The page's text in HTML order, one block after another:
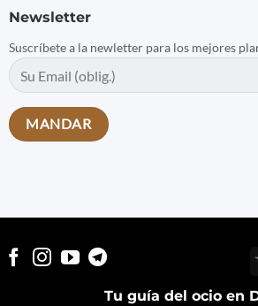
Newsletter
Suscríbete a la newletter para los mejores
Tu guía del ocio en